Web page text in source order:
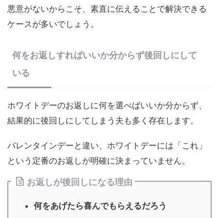
悪意がないからこそ、素直に伝えることで解決できる
ケースが多いでしょう。
何をお返しすればいいか分からず後回しにして
いる
ホワイトデーのお返しに何を選べばいいか分からず、
結果的に後回しにしてしまう夫も多く存在します。
バレンタインデーと違い、ホワイトデーには「これ」
という定番のお返しが明確に決まっていません。
お返しが後回しになる理由
何をあげたら喜んでもらえるだろう